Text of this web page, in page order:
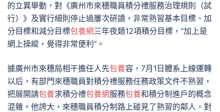
的立異舉動，對《廣州市來穗職員積分禮服務治理規則（試
行）》及實行細則停止過屢次研讀，非常熟習基本目標、加
分目標和減分目標包養網三年夜類12項積分目標，“加上是
網上操縱，覺得非常便利”。
據廣州市來穗局相干擔任人先包養容，7月1日體系上線運轉
以后，有部門來穗職員對積分禮服務任務政策文件不熟習，
把展開請包養求積分禮包養網服務包養和積分制進戶的概念
混雜。他誇大，來穗職員積分制路上碰見了熟習的鄰人，對